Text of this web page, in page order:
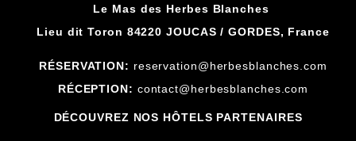
DÉCOUVREZ NOS HÔTELS PARTENAIRES
Le Mas des Herbes Blanches
Lieu dit Toron 84220 JOUCAS / GORDES, France
RÉSERVATION: reservation@herbesblanches.com
RÉCEPTION: contact@herbesblanches.com